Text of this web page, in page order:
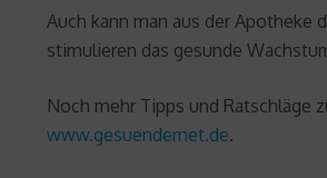
Auch kann man aus der Apotheke
stimulieren das gesunde
Noch mehr Tipps und Ratschläge
www.gesuendernet.de.